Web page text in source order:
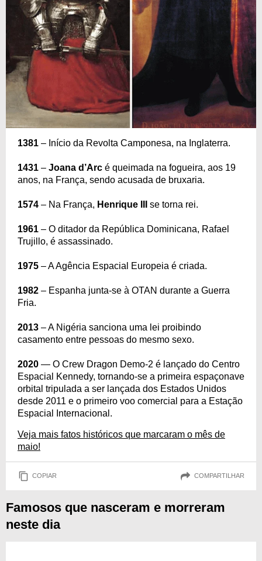
1381 – Início da Revolta Camponesa, na Inglaterra.
1431 – Joana d’Arc é queimada na fogueira, aos 19
anos, na França, sendo acusada de bruxaria.
1574 – Na França, Henrique III se torna rei.
1961 – O ditador da República Dominicana, Rafael
Trujillo, é assassinado.
1975 – A Agência Espacial Europeia é criada.
1982 – Espanha junta-se à OTAN durante a Guerra
Fria.
2013 – A Nigéria sanciona uma lei proibindo
casamento entre pessoas do mesmo sexo.
2020 — O Crew Dragon Demo-2 é lançado do Centro
Espacial Kennedy, tornando-se a primeira espaçonave
orbital tripulada a ser lançada dos Estados Unidos
desde 2011 e o primeiro voo comercial para a Estação
Espacial Internacional.
Veja mais fatos históricos que marcaram o mês de
maio!
COPIAR COMPARTILHAR
Famosos que nasceram e morreram
neste dia